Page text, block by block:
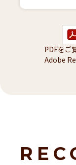
PDFをご
Adobe